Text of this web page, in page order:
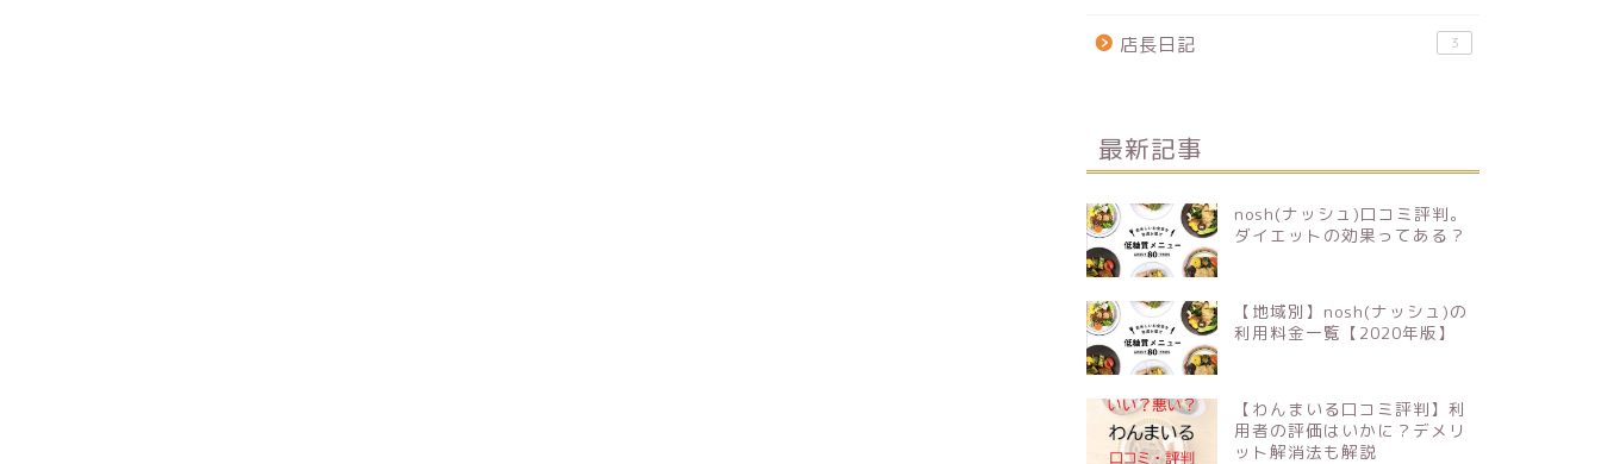
店長日記 3
最新記事
nosh(ナッシュ)口コミ評判。
ダイエットの効果ってある？
【地域別】nosh(ナッシュ)の
利用料金一覧【2020年版】
【わんまいる口コミ評判】利
用者の評価はいかに？デメリ
ット解消法も解説